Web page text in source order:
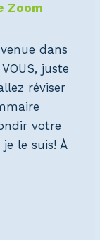
Zoom
dans
juste
réviser
votre
le suis! À